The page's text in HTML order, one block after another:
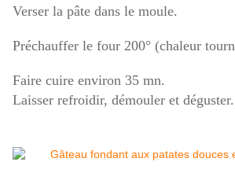
Verser la pâte dans le moule.
Préchauffer le four 200° (chaleur
Faire cuire environ 35 mn.
Laisser refroidir, démouler et déguster.